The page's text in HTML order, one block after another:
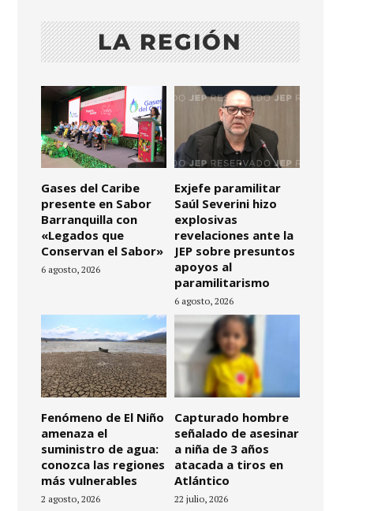
LA REGIÓN
Gases del Caribe
presente en Sabor
Barranquilla con
«Legados que
Conservan el Sabor»
6 agosto, 2026
Exjefe paramilitar
Saúl Severini hizo
explosivas
revelaciones ante la
JEP sobre presuntos
apoyos al
paramilitarismo
6 agosto, 2026
Fenómeno de El Niño
amenaza el
suministro de agua:
conozca las regiones
más vulnerables
2 agosto, 2026
Capturado hombre
señalado de asesinar
a niña de 3 años
atacada a tiros en
Atlántico
22 julio, 2026